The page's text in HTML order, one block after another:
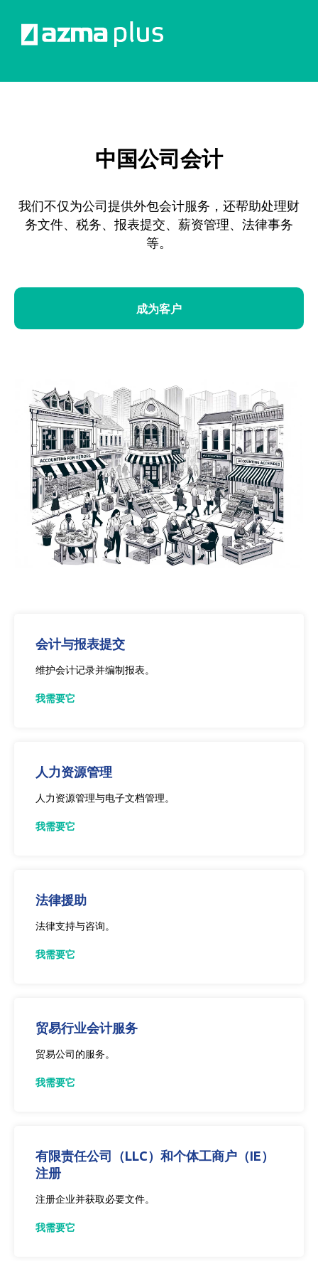
中国公司会计
我们不仅为公司提供外包会计服务，还帮助处理财
务文件、税务、报表提交、薪资管理、法律事务
等。
成为客户
会计与报表提交
维护会计记录并编制报表。
我需要它
人力资源管理
人力资源管理与电子文档管理。
我需要它
法律援助
法律支持与咨询。
我需要它
贸易行业会计服务
贸易公司的服务。
我需要它
有限责任公司（LLC）和个体工商户（IE）
注册
注册企业并获取必要文件。
我需要它